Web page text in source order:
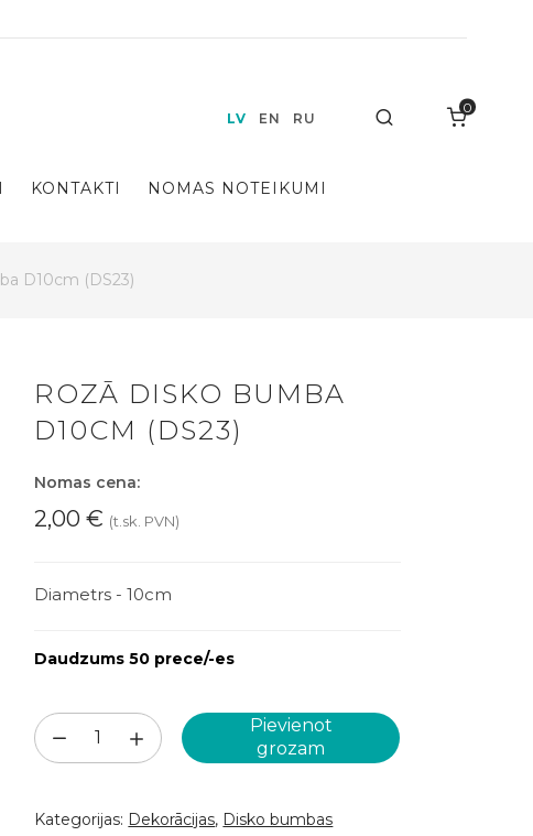
KONTAKTI NOMAS NOTEIKUMI
LV EN RU
0
D10cm (DS23)
ROZĀ DISKO BUMBA
D10CM (DS23)
Nomas cena:
2,00€ (t.sk. PVN)
Diametrs - 10cm
Daudzums 50 prece/-es
Rozā
disko
D10cm
Pievienot
grozam
Kategorijas: Dekorācijas, Disko bumbas